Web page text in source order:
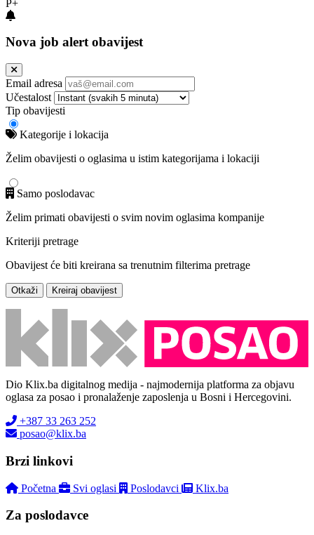
P+
Nova job alert obavijest
Email adresa
Učestalost
Tip obavijesti
Kategorije i lokacija
Želim obavijesti o oglasima u istim kategorijama i lokaciji
Samo poslodavac
Želim primati obavijesti o svim novim oglasima kompanije
Kriteriji pretrage
Obavijest će biti kreirana sa trenutnim filterima pretrage
Otkaži Kreiraj obavijest
Dio Klix.ba digitalnog medija - najmodernija platforma za objavu
oglasa za posao i pronalaženje zaposlenja u Bosni i Hercegovini.
+387 33 263 252
posao@klix.ba
Brzi linkovi
Početna Svi oglasi Poslodavci Klix.ba
Za poslodavce